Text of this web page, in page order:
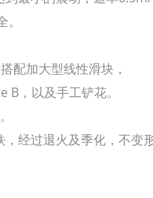
配加大型线性滑块，
，以及手工铲花。
经过退火及季化，不变形